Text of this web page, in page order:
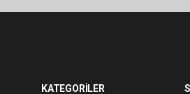
KATEGORİLER